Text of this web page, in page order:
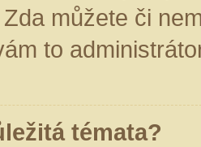
můžete či
to
témata?